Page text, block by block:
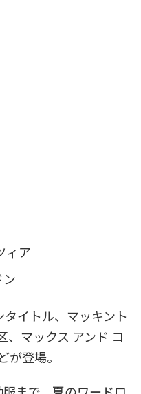
ィア
イトル、マッキント
、マックス アンド コ
が登場。